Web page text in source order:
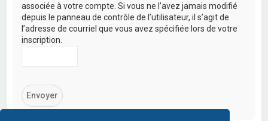
associée à votre compte. Si vous ne l’avez jamais modifié
depuis le panneau de contrôle de l’utilisateur, il s’agit de
l’adresse de courriel que vous avez spécifiée lors de votre
inscription.